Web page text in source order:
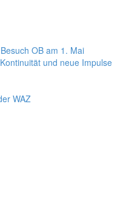
OB am 1. Mai
und neue Impulse
WAZ